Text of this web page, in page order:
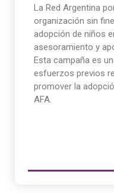
La Red Argentina
organización sin
adopción de niños
asesoramiento y
Esta campaña es
esfuerzos previos
promover la
AFA.